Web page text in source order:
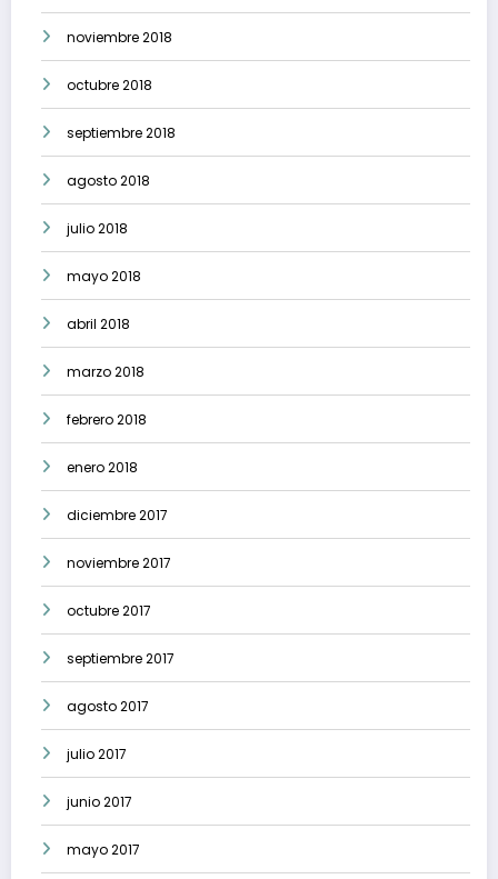
noviembre 2018
octubre 2018
septiembre 2018
agosto 2018
julio 2018
mayo 2018
abril 2018
marzo 2018
febrero 2018
enero 2018
diciembre 2017
noviembre 2017
octubre 2017
septiembre 2017
agosto 2017
julio 2017
junio 2017
mayo 2017